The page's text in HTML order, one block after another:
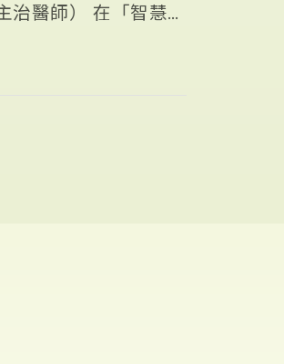
治醫師） 在「智慧健
對談 […]